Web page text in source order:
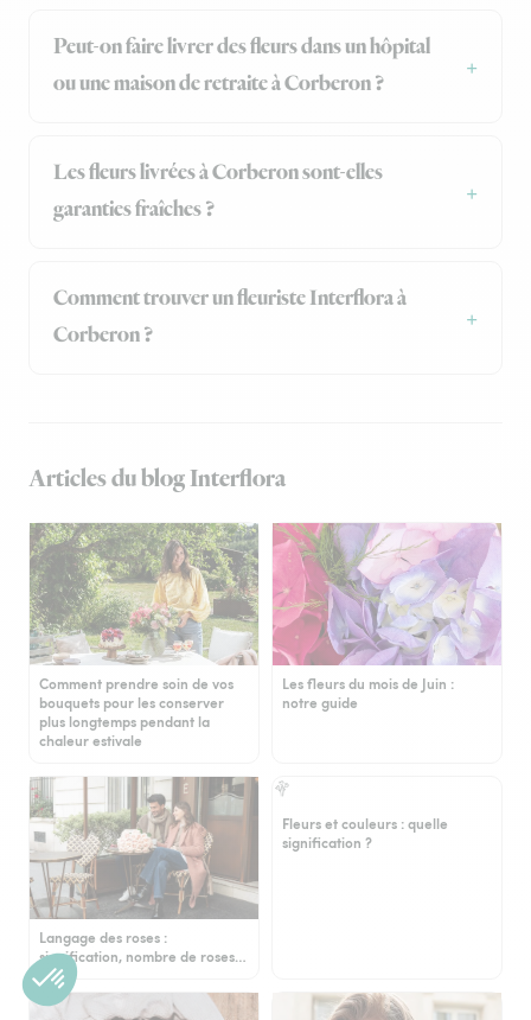
Peut-on faire livrer des fleurs dans un hôpital
ou une maison de retraite à Corberon ?
Les fleurs livrées à Corberon sont-elles
garanties fraîches ?
Comment trouver un fleuriste Interflora à
Corberon ?
Articles du blog Interflora
Comment prendre soin de vos
bouquets pour les conserver
plus longtemps pendant la
chaleur estivale
Les fleurs du mois de Juin :
notre guide
Langage des roses :
signification, nombre de roses…
Fleurs et couleurs : quelle
signification ?